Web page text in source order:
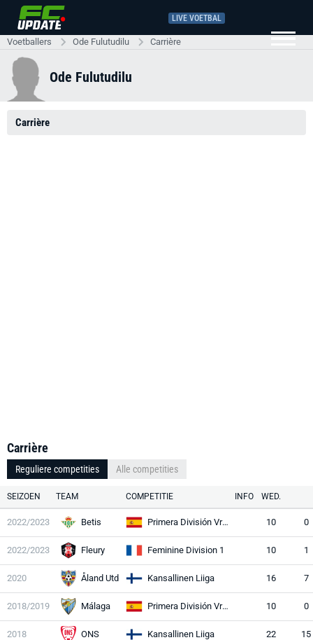
LIVE VOETBAL
Voetballers Ode Fulutudilu Carrière
Ode Fulutudilu
Carrière
Carrière
Reguliere competities Alle competities
SEIZOEN TEAM COMPETITIE INFO WED.
2022/2023 Betis Primera División Vrouwen 10 0
2022/2023 Fleury Feminine Division 1 10 1
2020 Åland Utd Kansallinen Liiga 16 7
2018/2019 Málaga Primera División Vrouwen 10 0
2018 ONS Kansallinen Liiga 22 15